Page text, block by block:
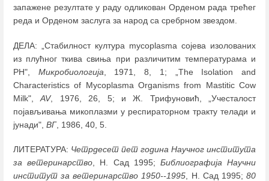
запажене резултате у раду одликован Орденом рада трећег
реда и Орденом заслуга за народ са сребрном звездом.
ДЕЛА: „Стабилност култура mycoplasma сојева изолованих
из плућног ткива свиња при различитим температурама и
PH", Микробиологија , 1971, 8, 1; „The Isolation and
Characteristics of Mycoplasma Organisms from Mastitic Cow
Milk",AV, 1976, 26, 5; и Ж. Трифуновић, „Учесталост
појављивања микоплазми у респираторном тракту телади и
јунади", ВГ, 1986, 40, 5.
ЛИТЕРАТУРА: Четрдесет пет година Научног института
за ветеринарство , Н. Сад 1995; Библиографија Научни
институт за ветеринарство 1950--1995 , Н. Сад 1995;80